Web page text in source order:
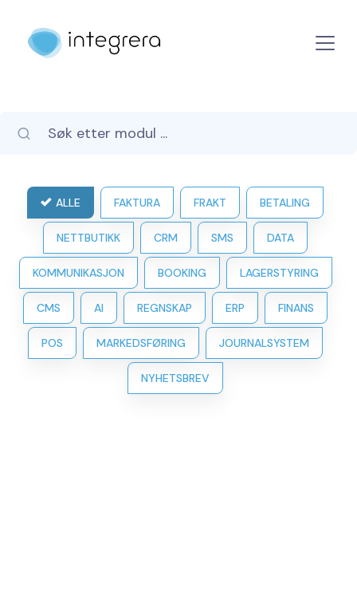
ALLE FAKTURA FRAKT BETALING
NETTBUTIKK CRM SMS DATA
KOMMUNIKASJON BOOKING LAGERSTYRING
CMS AI REGNSKAP ERP FINANS
POS MARKEDSFØRING JOURNALSYSTEM
NYHETSBREV